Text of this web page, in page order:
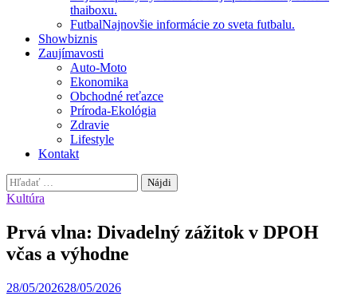
thaiboxu.
FutbalNajnovšie informácie zo sveta futbalu.
Showbiznis
Zaujímavosti
Auto-Moto
Ekonomika
Obchodné reťazce
Príroda-Ekológia
Zdravie
Lifestyle
Kontakt
Hľadať:
Kultúra
Prvá vlna: Divadelný zážitok v DPOH
včas a výhodne
28/05/202628/05/2026